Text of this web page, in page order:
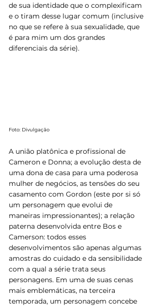
de sua identidade que o complexificam
e o tiram desse lugar comum (inclusive
no que se refere à sua sexualidade, que
é para mim um dos grandes
diferenciais da série).
Foto: Divulgação
A união platônica e profissional de
Cameron e Donna; a evolução desta de
uma dona de casa para uma poderosa
mulher de negócios, as tensões do seu
casamento com Gordon (este por si só
um personagem que evolui de
maneiras impressionantes); a relação
paterna desenvolvida entre Bos e
Camerson: todos esses
desenvolvimentos são apenas algumas
amostras do cuidado e da sensibilidade
com a qual a série trata seus
personagens. Em uma de suas cenas
mais emblemáticas, na terceira
temporada, um personagem concebe